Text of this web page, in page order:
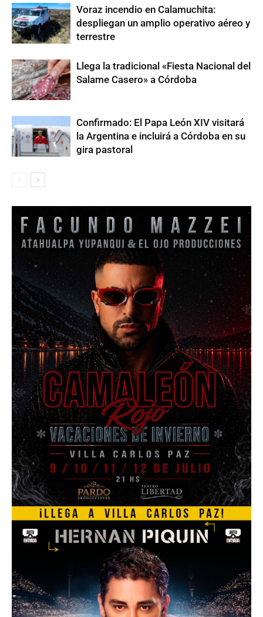
Voraz incendio en Calamuchita:
despliegan un amplio operativo aéreo y
terrestre
Llega la tradicional «Fiesta Nacional del
Salame Casero» a Córdoba
Confirmado: El Papa León XIV visitará
la Argentina e incluirá a Córdoba en su
gira pastoral